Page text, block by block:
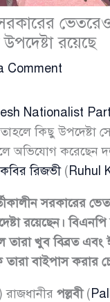
সরকারের
উপদেষ্টা রয়েছে
Comment
Nationalist
কিছু উপদেষ্টা
অভিযোগ করেছেন
রিজভী(Ruhul
সরকারের
রয়েছেন।
খুব বিব্রত এবং
তারা বাইপাস করার
রাজধানীর পল্লবী(